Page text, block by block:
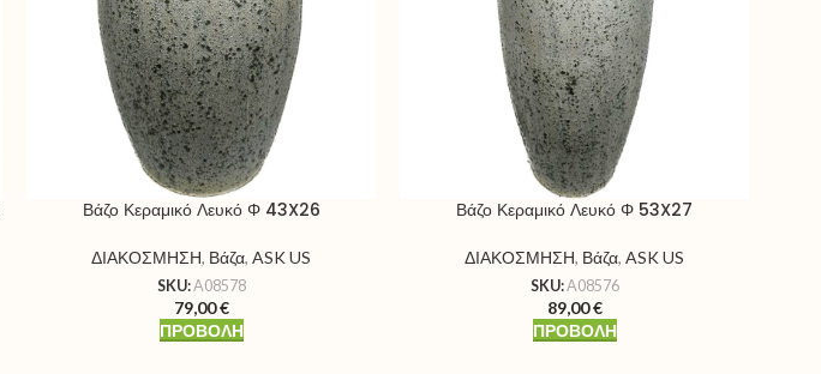
Βάζο Κεραμικό Λευκό Φ 43X26
ΔΙΑΚΟΣΜΗΣΗ, Βάζα, ASK US
SKU:A08578
79,00€
ΠΡΟΒΟΛΉ
Βάζο Κεραμικό Λευκό Φ 53X27
ΔΙΑΚΟΣΜΗΣΗ, Βάζα, ASK US
SKU:A08576
89,00€
ΠΡΟΒΟΛΉ